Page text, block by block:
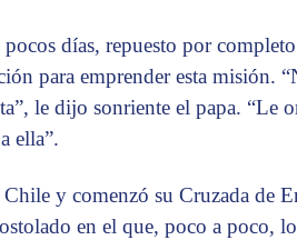
días, repuesto por
para emprender esta misión.
le dijo sonriente el papa. “Le
ella”.
y comenzó su Cruzada de
en el que, poco a poco,